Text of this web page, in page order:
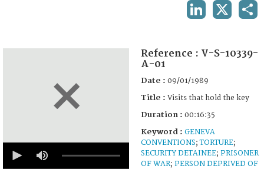
seconds
Reference : V-S-10339-
A-01
Date : 09/01/1989
Title : Visits that hold the key
Duration : 00:16:35
Keyword : GENEVA
CONVENTIONS;TORTURE;
SECURITY DETAINEE; PRISONER
OF WAR; PERSON DEPRIVED OF